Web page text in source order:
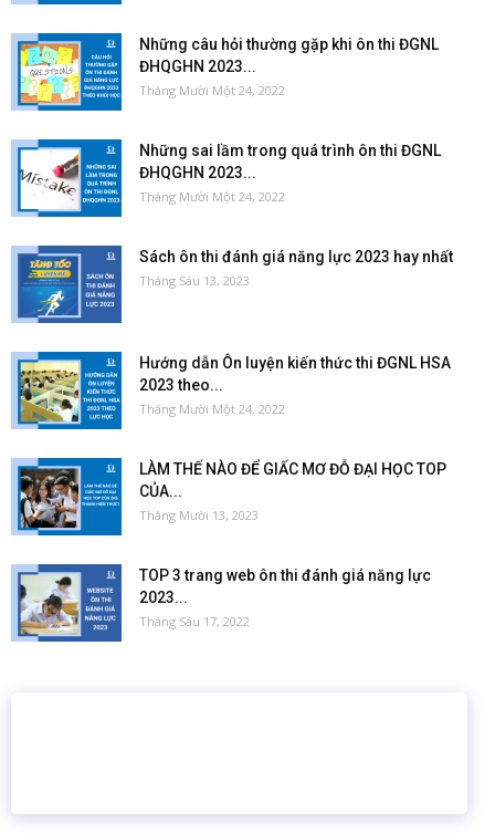
Những câu hỏi thường gặp khi ôn thi ĐGNL
ĐHQGHN 2023...
Tháng Mười Một 24, 2022
Những sai lầm trong quá trình ôn thi ĐGNL
ĐHQGHN 2023...
Tháng Mười Một 24, 2022
Sách ôn thi đánh giá năng lực 2023 hay nhất
Tháng Sáu 13, 2023
Hướng dẫn Ôn luyện kiến thức thi ĐGNL HSA
2023 theo...
Tháng Mười Một 24, 2022
LÀM THẾ NÀO ĐỂ GIẤC MƠ ĐỖ ĐẠI HỌC TOP
CỦA...
Tháng Mười 13, 2023
TOP 3 trang web ôn thi đánh giá năng lực
2023...
Tháng Sáu 17, 2022